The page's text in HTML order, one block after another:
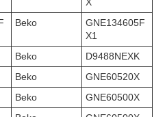
Beko
GNE134605F
X1
Beko
D9488NEXK
Beko
GNE60520X
Beko
GNE60500X